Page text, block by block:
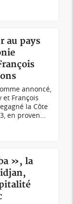
au pays
annoncé,
et François
la Côte
en proven...
», la